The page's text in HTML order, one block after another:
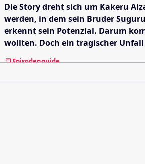
Die Story dreht sich um Kakeru
werden, in dem sein Bruder
erkennt sein Potenzial. Darum
wollten. Doch ein tragischer
Episodenguide